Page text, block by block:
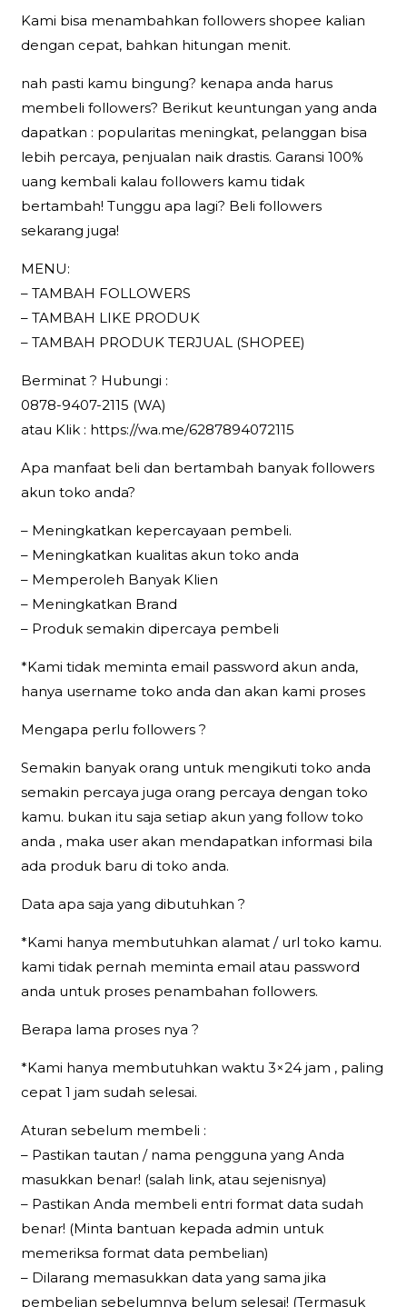
Kami bisa menambahkan followers shopee kalian
dengan cepat, bahkan hitungan menit.
nah pasti kamu bingung? kenapa anda harus
membeli followers? Berikut keuntungan yang anda
dapatkan : popularitas meningkat, pelanggan bisa
lebih percaya, penjualan naik drastis. Garansi 100%
uang kembali kalau followers kamu tidak
bertambah! Tunggu apa lagi? Beli followers
sekarang juga!
MENU:
– TAMBAH FOLLOWERS
– TAMBAH LIKE PRODUK
– TAMBAH PRODUK TERJUAL (SHOPEE)
Berminat ? Hubungi :
0878-9407-2115 (WA)
atau Klik : https://wa.me/6287894072115
Apa manfaat beli dan bertambah banyak followers
akun toko anda?
– Meningkatkan kepercayaan pembeli.
– Meningkatkan kualitas akun toko anda
– Memperoleh Banyak Klien
– Meningkatkan Brand
– Produk semakin dipercaya pembeli
*Kami tidak meminta email password akun anda,
hanya username toko anda dan akan kami proses
Mengapa perlu followers ?
Semakin banyak orang untuk mengikuti toko anda
semakin percaya juga orang percaya dengan toko
kamu. bukan itu saja setiap akun yang follow toko
anda , maka user akan mendapatkan informasi bila
ada produk baru di toko anda.
Data apa saja yang dibutuhkan ?
*Kami hanya membutuhkan alamat / url toko kamu.
kami tidak pernah meminta email atau password
anda untuk proses penambahan followers.
Berapa lama proses nya ?
*Kami hanya membutuhkan waktu 3×24 jam , paling
cepat 1 jam sudah selesai.
Aturan sebelum membeli :
– Pastikan tautan / nama pengguna yang Anda
masukkan benar! (salah link, atau sejenisnya)
– Pastikan Anda membeli entri format data sudah
benar! (Minta bantuan kepada admin untuk
memeriksa format data pembelian)
– Dilarang memasukkan data yang sama jika
pembelian sebelumnya belum selesai! (Termasuk